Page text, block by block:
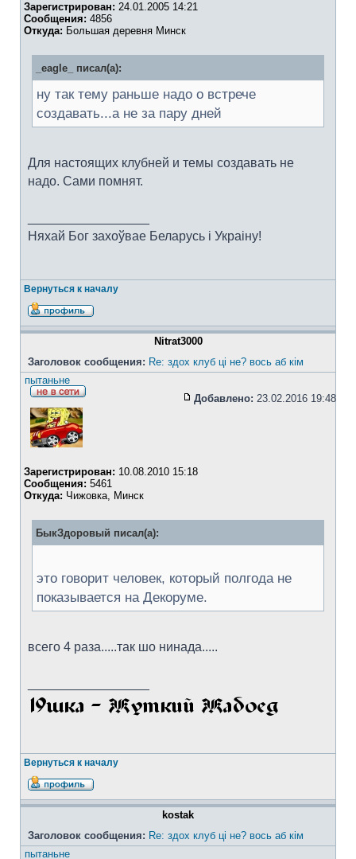
Зарегистрирован: 24.01.2005 14:21
Сообщения: 4856
Откуда: Большая деревня Минск
_eagle_ писал(а):
ну так тему раньше надо о встрече
создавать...а не за пару дней
Для настоящих клубней и темы создавать не
надо. Сами помнят.
Няхай Бог захоўвае Беларусь i Украiну!
Вернуться к началу
Nitrat3000
Заголовок сообщения: Re: здох клуб ці не? вось аб кім
пытаньне
Добавлено: 23.02.2016 19:48
Зарегистрирован: 10.08.2010 15:18
Сообщения: 5461
Откуда: Чижовка, Минск
БыкЗдоровый писал(а):
это говорит человек, который полгода не
показывается на Декоруме.
всего 4 раза.....так шо нинада.....
Вернуться к началу
kostak
Заголовок сообщения: Re: здох клуб ці не? вось аб кім
пытаньне